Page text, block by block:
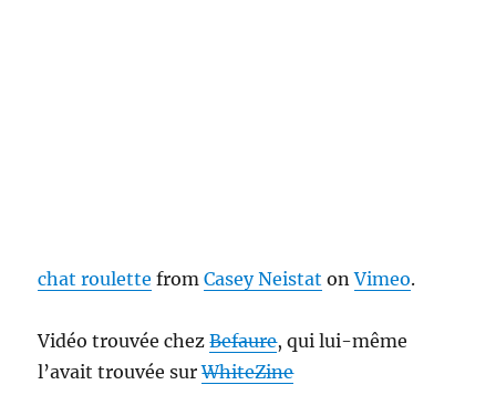
chat roulette fromCasey Neistat onVimeo.
Vidéo trouvée chezBefaure, qui lui-même
l’avait trouvée surWhiteZine